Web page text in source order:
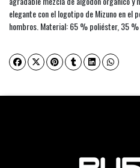
elegante con el logotipo de Mizuno en el
hombros. Material: 65 % poliéster, 35 %